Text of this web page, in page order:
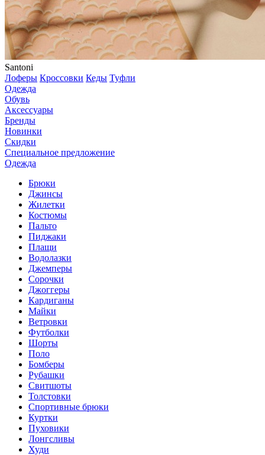
Santoni
Лоферы Кроссовки Кеды Туфли
Одежда
Обувь
Аксессуары
Бренды
Новинки
Скидки
Специальное предложение
Одежда
Брюки
Джинсы
Жилетки
Костюмы
Пальто
Пиджаки
Плащи
Водолазки
Джемперы
Сорочки
Джоггеры
Кардиганы
Майки
Ветровки
Футболки
Шорты
Поло
Бомберы
Рубашки
Свитшоты
Толстовки
Спортивные брюки
Куртки
Пуховики
Лонгсливы
Худи